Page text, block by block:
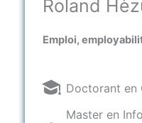
Roland
Emploi,
Doctorant en
Master en